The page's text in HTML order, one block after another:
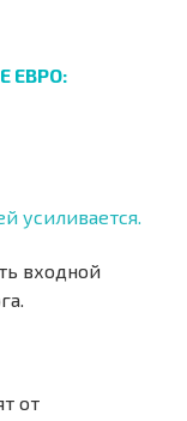
ЕВРО:
усиливается.
входной
от